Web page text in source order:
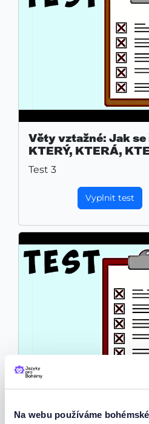
Na webu používáme
Věty vztažné: Jak
KTERÝ, KTERÁ,
Test 3
Vyplnit test